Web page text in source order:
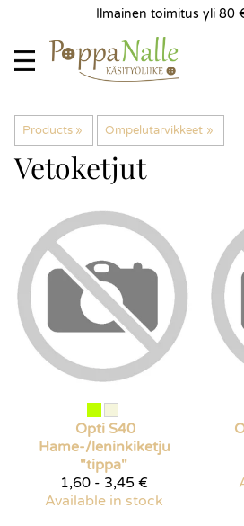
Ilmainen toimitus yli 80
Products ‪» Ompelutarvikkeet ‪»
Vetoketjut
Opti S40
Hame-/leninkiketju
"tippa"
1,60 - 3,45 €
Available in stock